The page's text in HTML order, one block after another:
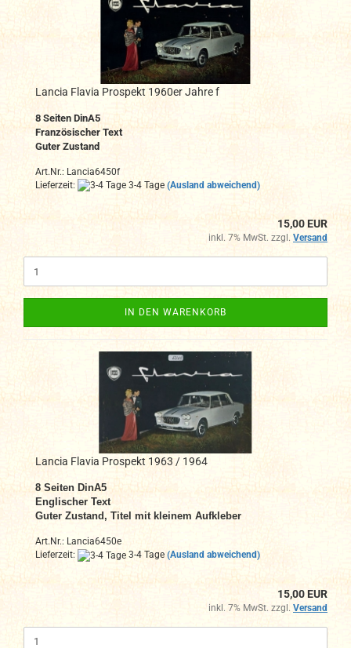
Lancia Flavia Prospekt 1960er Jahre f
8 Seiten DinA5
Französischer Text
Guter Zustand
Art.Nr.: Lancia6450f
Lieferzeit:
3-4 Tage (Ausland abweichend)
15,00 EUR
inkl. 7% MwSt. zzgl. Versand
IN DEN WARENKORB
Lancia Flavia Prospekt 1963 / 1964
8 Seiten DinA5
Englischer Text
Guter Zustand, Titel mit kleinem Aufkleber
Art.Nr.: Lancia6450e
Lieferzeit:
3-4 Tage (Ausland abweichend)
15,00 EUR
inkl. 7% MwSt. zzgl. Versand